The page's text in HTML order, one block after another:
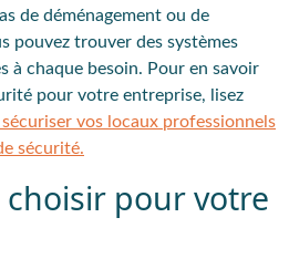
de déménagement ou de
pouvez trouver des systèmes
à chaque besoin. Pour en savoir
pour votre entreprise, lisez
vos locaux professionnels
sécurité.
pour votre